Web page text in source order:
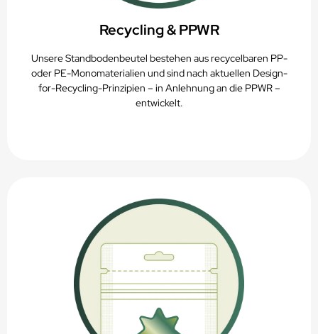
Recycling & PPWR
Unsere Standbodenbeutel bestehen aus recycelbaren PP-
oder PE-Monomaterialien und sind nach aktuellen Design-
for-Recycling-Prinzipien – in Anlehnung an die PPWR –
entwickelt.